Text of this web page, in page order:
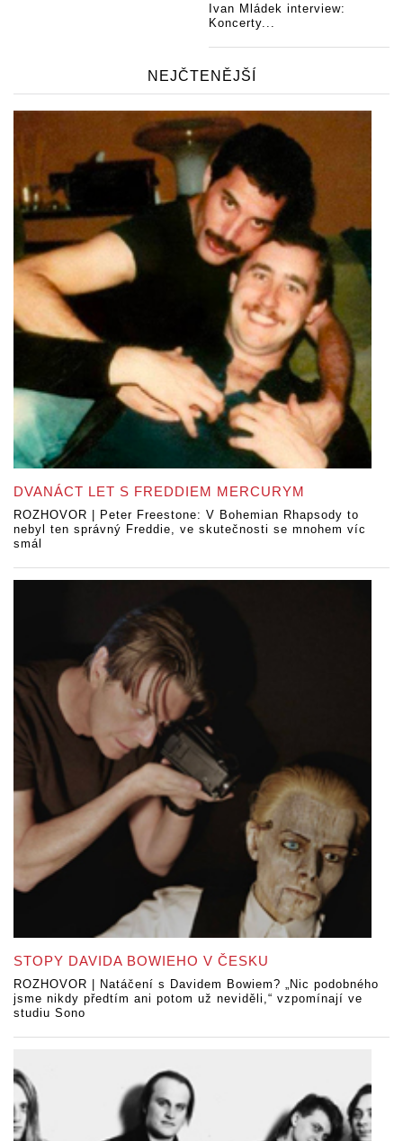
Ivan Mládek interview:
Koncerty...
NEJČTENĚJŠÍ
DVANÁCT LET S FREDDIEM MERCURYM
ROZHOVOR | Peter Freestone: V Bohemian Rhapsody to
nebyl ten správný Freddie, ve skutečnosti se mnohem víc
smál
STOPY DAVIDA BOWIEHO V ČESKU
ROZHOVOR | Natáčení s Davidem Bowiem? „Nic podobného
jsme nikdy předtím ani potom už neviděli,“ vzpomínají ve
studiu Sono